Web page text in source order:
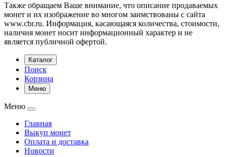
Также обращаем Ваше внимание, что описание продаваемых
монет и их изображение во многом заимствованы с сайта
www.cbr.ru. Информация, касающаяся количества, стоимости,
наличия монет носит информационный характер и не
является публичной офертой.
Каталог
Поиск
Корзина
Меню
Меню
Главная
Выкуп монет
Оплата и доставка
Новости